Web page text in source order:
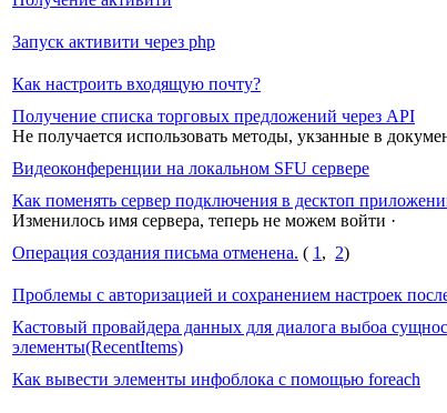
Запуск активити через php
Как настроить входящую почту?
Получение списка торговых предложений через API
Не получается использовать методы, укзанные в
Видеоконференции на локальном SFU сервере
Как поменять сервер подключения в десктоп
Изменилось имя сервера, теперь не можем войти ·
Операция создания письма отменена. ( 1 , 2)
Проблемы с авторизацией и сохранением настроек
Кастовый провайдера данных для диалога выбоа
элементы(RecentItems)
Как вывести элементы инфоблока с помощью foreach